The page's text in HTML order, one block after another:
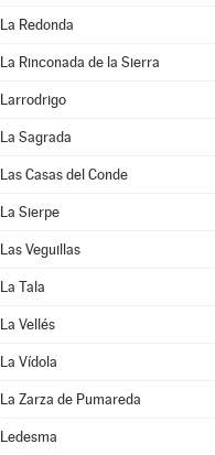
La Redonda
La Rinconada de la Sierra
Larrodrigo
La Sagrada
Las Casas del Conde
La Sierpe
Las Veguillas
La Tala
La Vellés
La Vídola
La Zarza de Pumareda
Ledesma